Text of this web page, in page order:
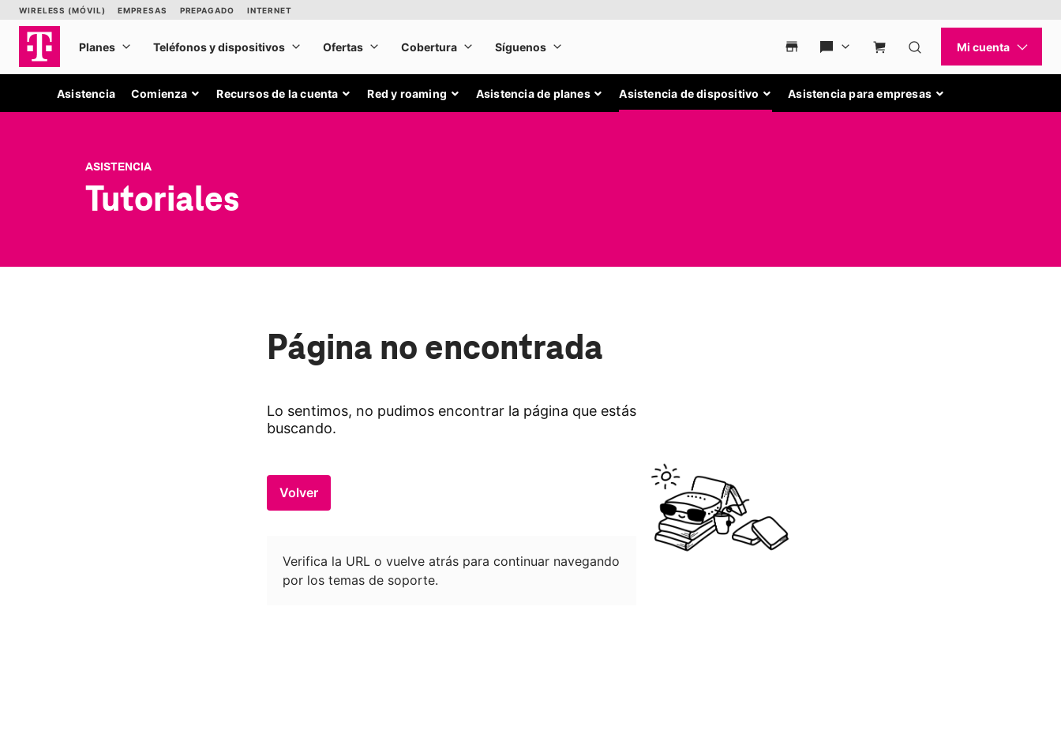
Asistencia Comienza Recursos de la cuenta Red y roaming Asistencia de planes Asistencia de dispositivo Asistencia para empresas
ASISTENCIA
Tutoriales